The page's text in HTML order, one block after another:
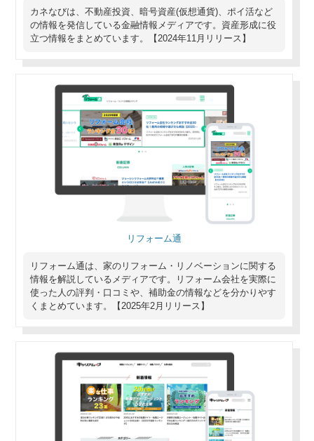
カネなびは、不動産投資、暗号資産(仮想通貨)、ポイ活など
の情報を発信している金融情報メディアです。資産形成に役
立つ情報をまとめています。【2024年11月リリース】
リフォーム通
リフォーム通は、家のリフォーム・リノベーションに関する
情報を解説しているメディアです。リフォーム会社を実際に
使った人の評判・口コミや、補助金の情報などを分かりやす
くまとめています。【2025年2月リリース】